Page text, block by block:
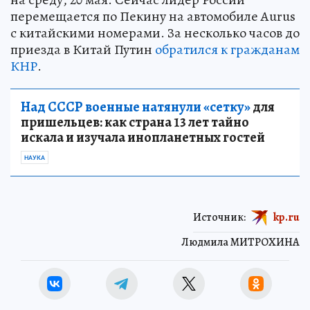
перемещается по Пекину на автомобиле Aurus
с китайскими номерами. За несколько часов до
приезда в Китай Путин обратился к гражданам
КНР.
Над СССР военные натянули «сетку»для
пришельцев: как страна 13 лет тайно
искала и изучала инопланетных гостей
НАУКА
Людмила МИТРОХИНА
Источник: kp.ru